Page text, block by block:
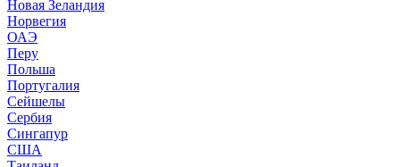
Новая Зеландия
Норвегия
ОАЭ
Перу
Польша
Португалия
Сейшелы
Сербия
Сингапур
США